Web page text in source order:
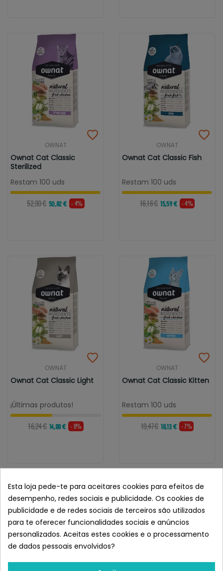
OWNAT
Ownat Cat Classic
Sterilized
Restam 100 uds
52,90 € 50,82 € - 4%
OWNAT
Ownat Cat Classic Fish
Restam 100 uds
16,16 € 15,59 € - 4%
OWNAT
Ownat Cat Classic Light
¡Últimas produtos!
16,24 € 14,88 € - 8%
OWNAT
Ownat Cat Classic Kitten
Restam 100 uds
19,47 € 18,13 € - 7%
Esta loja pede-te para aceitares cookies para efeitos de
desempenho, redes sociais e publicidade. Os cookies de
publicidade e de redes sociais de terceiros são utilizados
para te oferecer funcionalidades sociais e anúncios
personalizados. Aceitas estes cookies e o processamento
de dados pessoais envolvidos?